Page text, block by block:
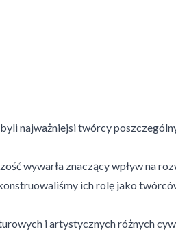
najważniejsi twórcy
wywarła znaczący wpływ na
ich rolę jako
i artystycznych różnych